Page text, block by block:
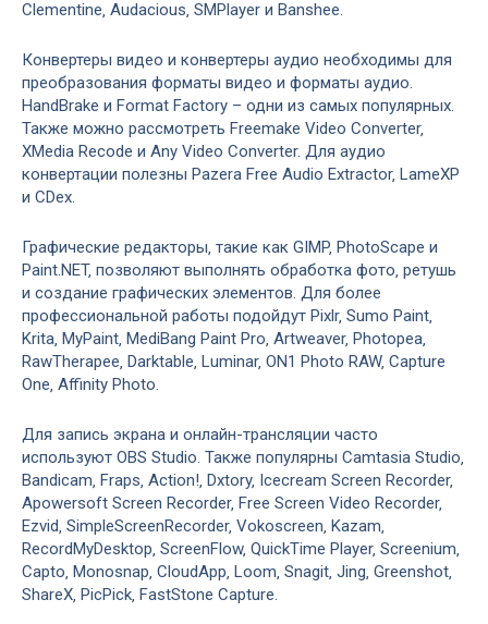
Clementine‚ Audacious‚ SMPlayer и Banshee.
Конвертеры видео и конвертеры аудио необходимы для
преобразования форматы видео и форматы аудио.
HandBrake и Format Factory – одни из самых популярных.
Также можно рассмотреть Freemake Video Converter‚
XMedia Recode и Any Video Converter. Для аудио
конвертации полезны Pazera Free Audio Extractor‚ LameXP
и CDex.
Графические редакторы‚ такие как GIMP‚ PhotoScape и
Paint.NET‚ позволяют выполнять обработка фото‚ ретушь
и создание графических элементов. Для более
профессиональной работы подойдут Pixlr‚ Sumo Paint‚
Krita‚ MyPaint‚ MediBang Paint Pro‚ Artweaver‚ Photopea‚
RawTherapee‚ Darktable‚ Luminar‚ ON1 Photo RAW‚ Capture
One‚ Affinity Photo.
Для запись экрана и онлайн-трансляции часто
используют OBS Studio. Также популярны Camtasia Studio‚
Bandicam‚ Fraps‚ Action!‚ Dxtory‚ Icecream Screen Recorder‚
Apowersoft Screen Recorder‚ Free Screen Video Recorder‚
Ezvid‚ SimpleScreenRecorder‚ Vokoscreen‚ Kazam‚
RecordMyDesktop‚ ScreenFlow‚ QuickTime Player‚ Screenium‚
Capto‚ Monosnap‚ CloudApp‚ Loom‚ Snagit‚ Jing‚ Greenshot‚
ShareX‚ PicPick‚ FastStone Capture.